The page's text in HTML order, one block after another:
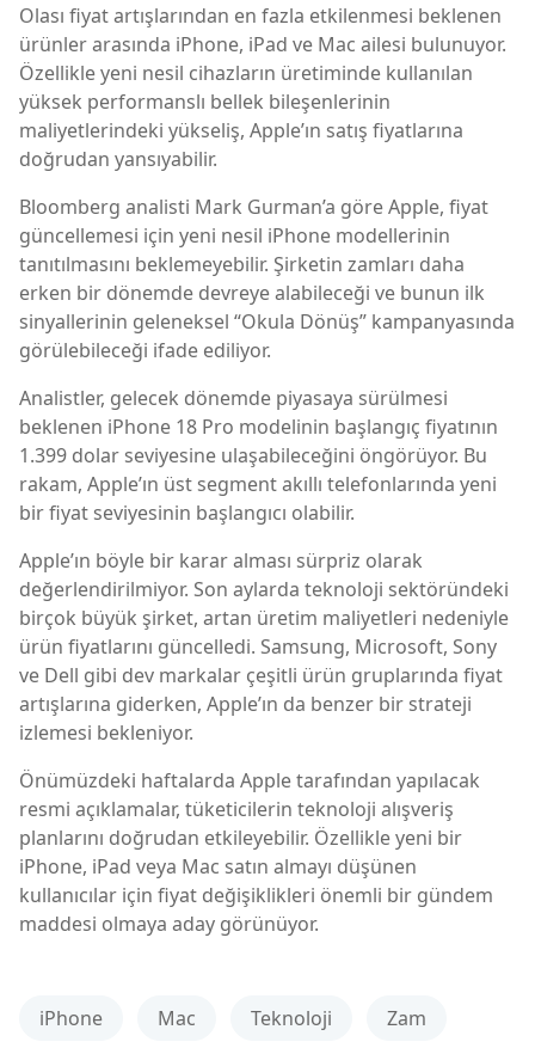
Olası fiyat artışlarından en fazla etkilenmesi beklenen
ürünler arasında iPhone, iPad ve Mac ailesi bulunuyor.
Özellikle yeni nesil cihazların üretiminde kullanılan
yüksek performanslı bellek bileşenlerinin
maliyetlerindeki yükseliş, Apple’ın satış fiyatlarına
doğrudan yansıyabilir.
Bloomberg analisti Mark Gurman’a göre Apple, fiyat
güncellemesi için yeni nesil iPhone modellerinin
tanıtılmasını beklemeyebilir. Şirketin zamları daha
erken bir dönemde devreye alabileceği ve bunun ilk
sinyallerinin geleneksel “Okula Dönüş” kampanyasında
görülebileceği ifade ediliyor.
Analistler, gelecek dönemde piyasaya sürülmesi
beklenen iPhone 18 Pro modelinin başlangıç fiyatının
1.399 dolar seviyesine ulaşabileceğini öngörüyor. Bu
rakam, Apple’ın üst segment akıllı telefonlarında yeni
bir fiyat seviyesinin başlangıcı olabilir.
Apple’ın böyle bir karar alması sürpriz olarak
değerlendirilmiyor. Son aylarda teknoloji sektöründeki
birçok büyük şirket, artan üretim maliyetleri nedeniyle
ürün fiyatlarını güncelledi. Samsung, Microsoft, Sony
ve Dell gibi dev markalar çeşitli ürün gruplarında fiyat
artışlarına giderken, Apple’ın da benzer bir strateji
izlemesi bekleniyor.
Önümüzdeki haftalarda Apple tarafından yapılacak
resmi açıklamalar, tüketicilerin teknoloji alışveriş
planlarını doğrudan etkileyebilir. Özellikle yeni bir
iPhone, iPad veya Mac satın almayı düşünen
kullanıcılar için fiyat değişiklikleri önemli bir gündem
maddesi olmaya aday görünüyor.
iPhone Mac Teknoloji Zam